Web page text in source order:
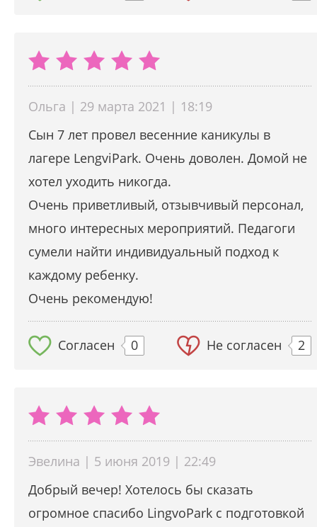
Ольга | 29 марта 2021 | 18:19
Сын 7 лет провел весенние каникулы в
лагере LengviPark. Очень доволен. Домой не
хотел уходить никогда.
Очень приветливый, отзывчивый персонал,
много интересных мероприятий. Педагоги
сумели найти индивидуальный подход к
каждому ребенку.
Очень рекомендую!
Согласен 0 Не согласен 2
Эвелина | 5 июня 2019 | 22:49
Добрый вечер! Хотелось бы сказать
огромное спасибо LingvoPark с подготовкой